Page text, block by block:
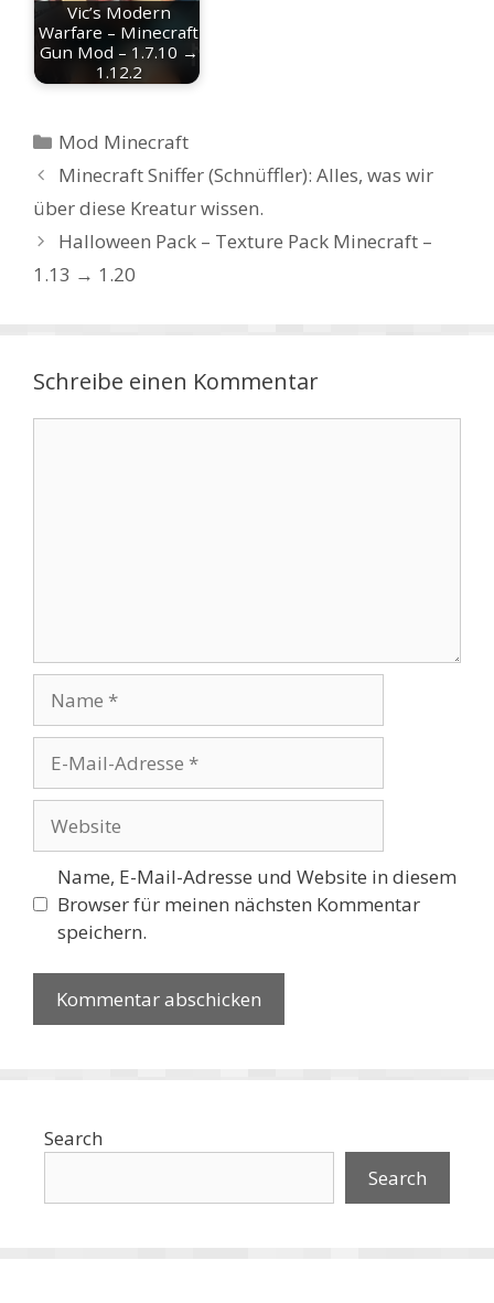
Vic’s Modern
Warfare – Minecraft
Gun Mod – 1.7.10 →
1.12.2
Kategorien
Mod Minecraft
Minecraft Sniffer (Schnüffler): Alles, was wir
über diese Kreatur wissen.
Halloween Pack – Texture Pack Minecraft –
1.13 → 1.20
Schreibe einen Kommentar
Mail-
Adresse
Name, E-Mail-Adresse und Website in diesem
Browser für meinen nächsten Kommentar
speichern.
Search
Search